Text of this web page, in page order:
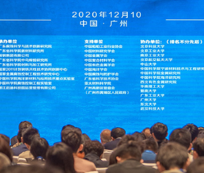
优质贸
业外贸公司之一